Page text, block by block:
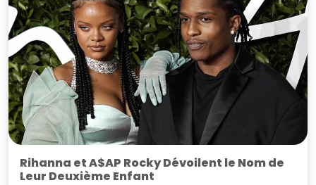
Rihanna et A$AP Rocky Dévoilent le Nom de
Leur Deuxième Enfant